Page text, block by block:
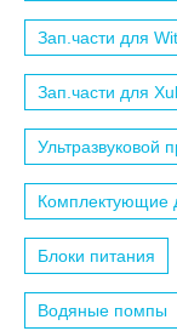
Зап.части для
Зап.части для
Ультразвуковой
Комплектующие
Блоки питания
Водяные помпы